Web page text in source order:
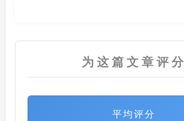
为这篇文章评分
平均评分